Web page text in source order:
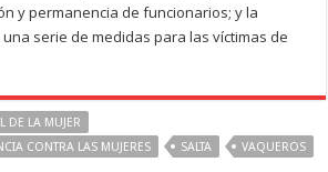
y permanencia de funcionarios; y la
serie de medidas para las víctimas de
DE LA MUJER
CONTRA LAS MUJERES
SALTA VAQUEROS